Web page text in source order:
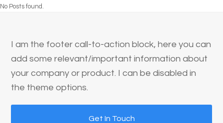
No Posts found.
I am the footer call-to-action block, here you can
add some relevant/important information about
your company or product. I can be disabled in
the theme options.
Get In Touch